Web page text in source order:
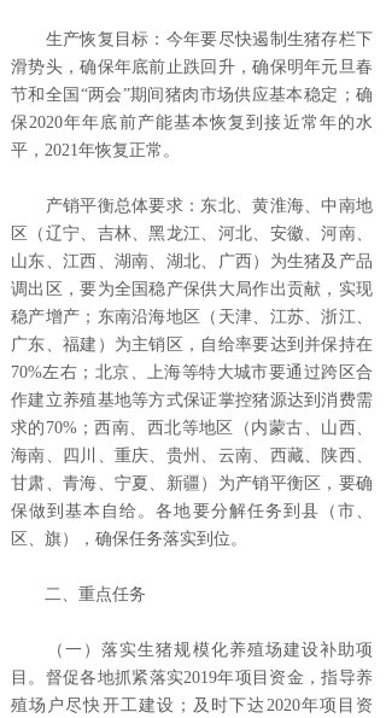
生产恢复目标：今年要尽快遏制生猪存栏下
滑势头，确保年底前止跌回升，确保明年元旦春
节和全国“两会”期间猪肉市场供应基本稳定；确
保2020年年底前产能基本恢复到接近常年的水
平，2021年恢复正常。
产销平衡总体要求：东北、黄淮海、中南地
区（辽宁、吉林、黑龙江、河北、安徽、河南、
山东、江西、湖南、湖北、广西）为生猪及产品
调出区，要为全国稳产保供大局作出贡献，实现
稳产增产；东南沿海地区（天津、江苏、浙江、
广东、福建）为主销区，自给率要达到并保持在
70%左右；北京、上海等特大城市要通过跨区合
作建立养殖基地等方式保证掌控猪源达到消费需
求的70%；西南、西北等地区（内蒙古、山西、
海南、四川、重庆、贵州、云南、西藏、陕西、
甘肃、青海、宁夏、新疆）为产销平衡区，要确
保做到基本自给。各地要分解任务到县（市、
区、旗），确保任务落实到位。
二、重点任务
（一）落实生猪规模化养殖场建设补助项
目。督促各地抓紧落实2019年项目资金，指导养
殖场户尽快开工建设；及时下达2020年项目资